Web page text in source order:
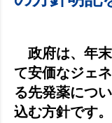
政府は、年
て安価なジェ
る先発薬につ
込む方針です